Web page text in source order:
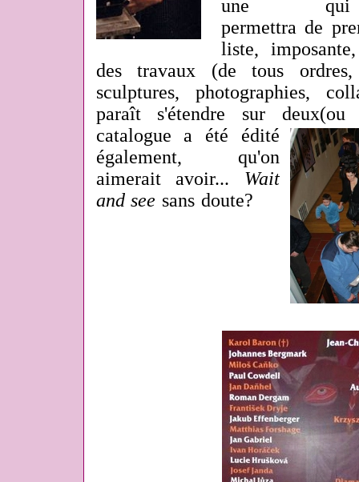
une qui
permettra de
liste,
des travaux (de tous ordres,
sculptures, photographies,
paraît s'étendre sur
catalogue a été édité
également, qu'on
aimerait avoir... Wait
and see sans doute?